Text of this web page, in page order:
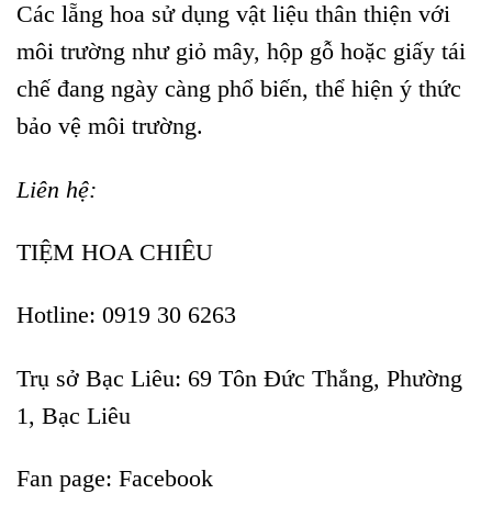
Các lẵng hoa sử dụng vật liệu thân thiện với
môi trường như giỏ mây, hộp gỗ hoặc giấy tái
chế đang ngày càng phổ biến, thể hiện ý thức
bảo vệ môi trường.
Liên hệ:
TIỆM HOA CHIÊU
Hotline: 0919 30 6263
Trụ sở Bạc Liêu: 69 Tôn Đức Thắng, Phường
1, Bạc Liêu
Fan page: Facebook